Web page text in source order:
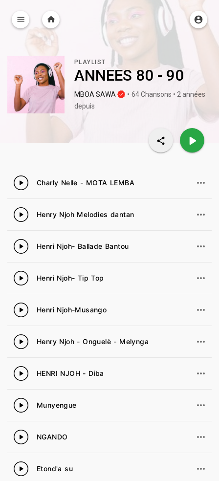
PLAYLIST
ANNEES 80 - 90
MBOA SAWA • 64 Chansons • 2 années
depuis
1 Charly Nelle - MOTA LEMBA
2 Henry Njoh Melodies dantan
3 Henri Njoh- Ballade Bantou
4 Henri Njoh- Tip Top
5 Henri Njoh-Musango
6 Henry Njoh - Onguelè - Melynga
7 HENRI NJOH - Diba
8 Munyengue
9 NGANDO
10 Etond'a su